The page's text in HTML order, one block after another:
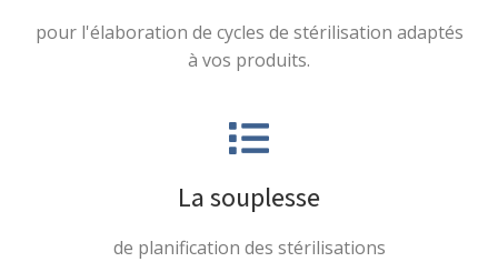
pour l'élaboration de cycles de stérilisation adaptés
à vos produits.
La souplesse
de planification des stérilisations